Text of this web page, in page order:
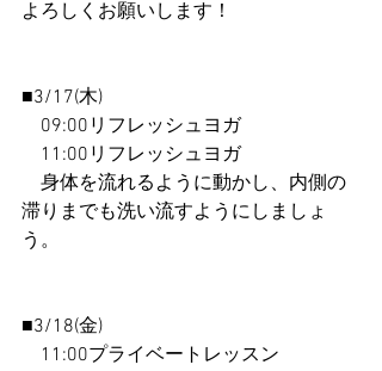
よろしくお願いします！
■3/17(木)
09:00リフレッシュヨガ
11:00リフレッシュヨガ
身体を流れるように動かし、内側の
滞りまでも洗い流すようにしましょ
う。
■3/18(金)
11:00プライベートレッスン